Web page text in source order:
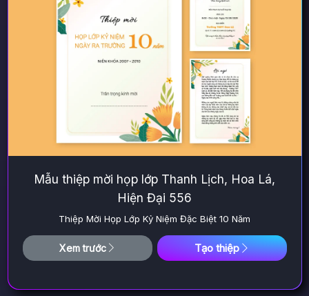
Mẫu thiệp mời họp lớp Thanh Lịch, Hoa Lá,
Hiện Đại 556
Thiệp Mời Họp Lớp Kỷ Niệm Đặc Biệt 10 Năm
Xem trước Tạo thiệp